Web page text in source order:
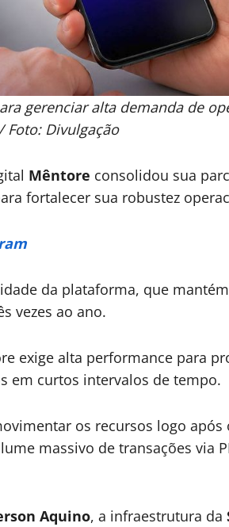
gerenciar alta demanda de
Foto: Divulgação
Mêntore consolidou sua
fortalecer sua robustez
da plataforma, que
vezes ao ano.
exige alta performance para
em curtos intervalos de tempo.
os recursos logo após
massivo de transações via
Aquino, a infraestrutura da